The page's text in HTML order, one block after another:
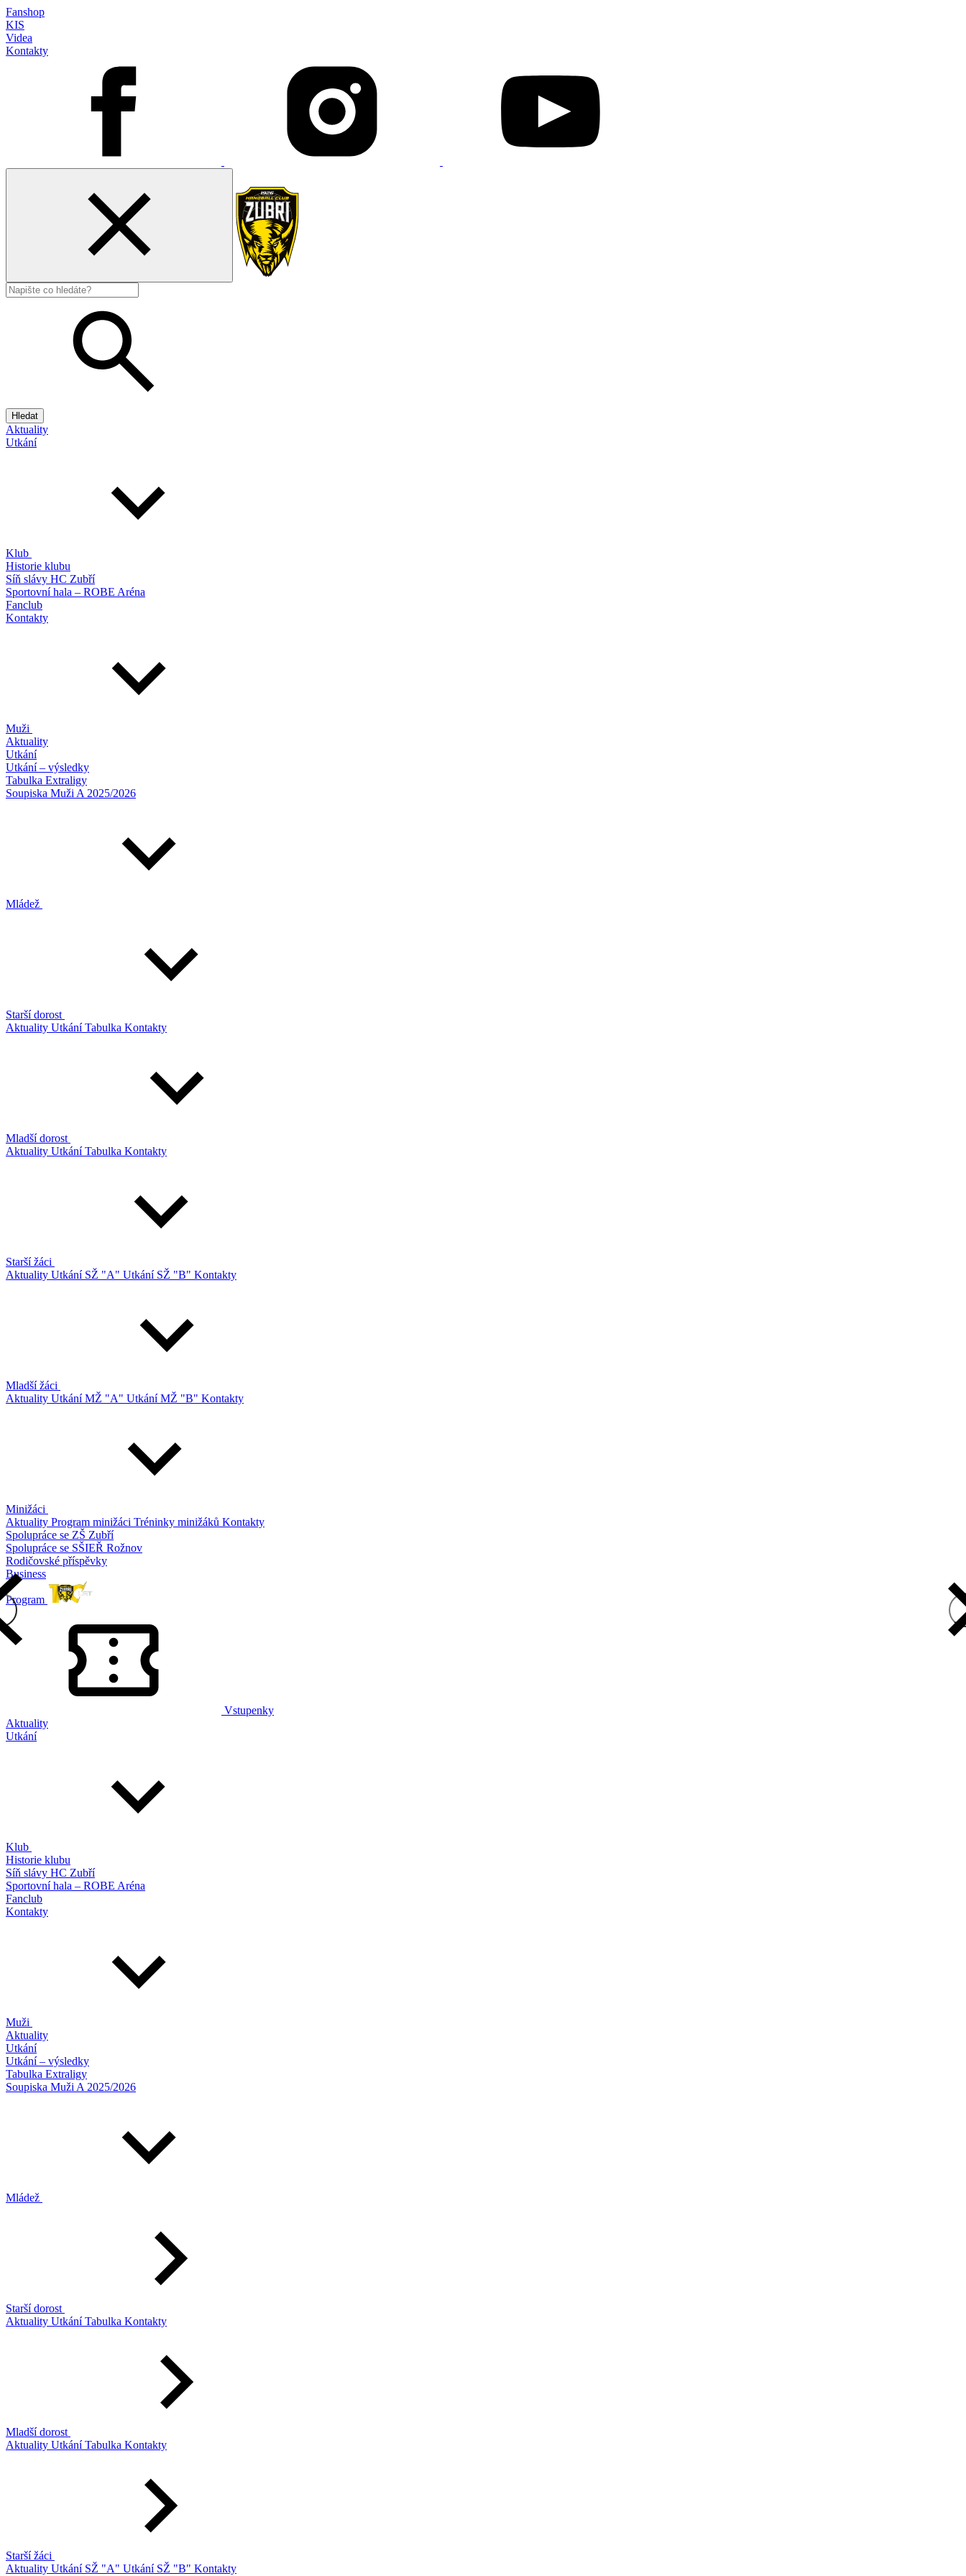
Fanshop
KIS
Videa
Kontakty
Hledat
Aktuality
Utkání
Klub
Historie klubu
Síň slávy HC Zubří
Sportovní hala – ROBE Aréna
Fanclub
Kontakty
Muži
Aktuality
Utkání
Utkání – výsledky
Tabulka Extraligy
Soupiska Muži A 2025/2026
Mládež
Starší dorost
Aktuality UtkáníTabulka Kontakty
Mladší dorost
Aktuality UtkáníTabulka Kontakty
Starší žáci
Aktuality Utkání SŽ "A" Utkání SŽ "B" Kontakty
Mladší žáci
Aktuality Utkání MŽ "A" Utkání MŽ "B" Kontakty
Minižáci
Aktuality Program minižáci Tréninky minižáků Kontakty
Spolupráce se ZŠ Zubří
Spolupráce se SŠIEŘ Rožnov
Rodičovské příspěvky
Business
Program
Vstupenky
Aktuality
Utkání
Klub
Historie klubu
Síň slávy HC Zubří
Sportovní hala – ROBE Aréna
Fanclub
Kontakty
Muži
Aktuality
Utkání
Utkání – výsledky
Tabulka Extraligy
Soupiska Muži A 2025/2026
Mládež
Starší dorost
Aktuality UtkáníTabulka Kontakty
Mladší dorost
Aktuality UtkáníTabulka Kontakty
Starší žáci
Aktuality Utkání SŽ "A" Utkání SŽ "B" Kontakty